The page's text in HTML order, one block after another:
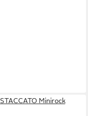
STACCATO Minirock